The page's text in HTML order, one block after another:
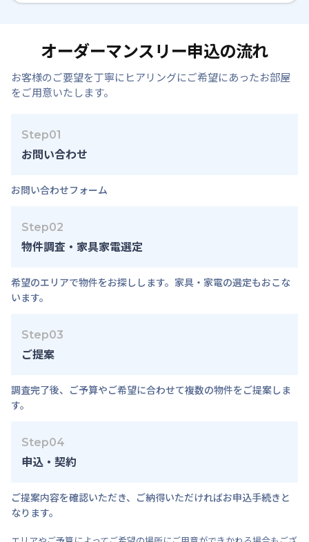
オーダーマンスリー申込の流れ
お客様のご要望を丁寧にヒアリングにご希望にあったお部屋
をご用意いたします。
Step01
お問い合わせ
お問い合わせフォーム
Step02
物件調査・家具家電選定
希望のエリアで物件をお探しします。家具・家電の選定もおこな
います。
Step03
ご提案
調査完了後、ご予算やご希望に合わせて複数の物件をご提案しま
す。
Step04
申込・契約
ご提案内容を確認いただき、ご納得いただければお申込手続きと
なります。